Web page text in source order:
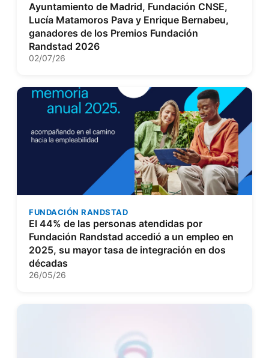
Ayuntamiento de Madrid, Fundación CNSE,
Lucía Matamoros Pava y Enrique Bernabeu,
ganadores de los Premios Fundación
Randstad 2026
02/07/26
FUNDACIÓN RANDSTAD
El 44% de las personas atendidas por
Fundación Randstad accedió a un empleo en
2025, su mayor tasa de integración en dos
décadas
26/05/26